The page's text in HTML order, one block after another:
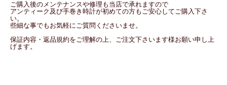
ご購入後のメンテナンスや修理も当店で承れますので
アンティーク及び手巻き時計が初めての方もご安心してご購入下さ
い。
些細な事でもお気軽にご質問くださいませ。
保証内容・返品規約をご理解の上、ご注文下さいます様お願い申し上
げます。